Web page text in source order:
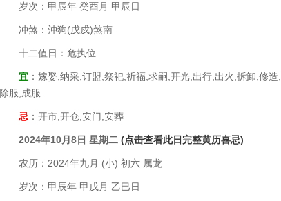
岁次：甲辰年 癸酉月 甲辰日
冲煞：沖狗(戊戍)煞南
十二值日：危执位
宜 ：嫁娶,纳采,订盟,祭祀,祈福,求嗣,开光,出行,出火,拆卸,修
除服,成服
忌 ：开市,开仓,安门,安葬
2024年10月8日 星期二 (点击查看此日完整黄历喜忌)
农历：2024年九月 (小) 初六 属龙
岁次：甲辰年 甲戌月 乙巳日